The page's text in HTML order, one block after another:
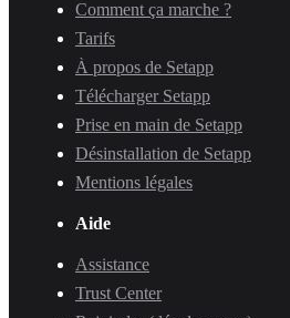
Comment ça marche ?
Tarifs
À propos de Setapp
Télécharger Setapp
Prise en main de Setapp
Désinstallation de Setapp
Mentions légales
Aide
Assistance
Trust Center